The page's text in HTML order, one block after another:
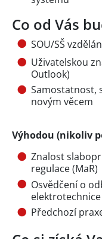
Co od Vás
SOU/SŠ
Uživatelskou
Outlook)
Samostatnost,
novým věcem
Výhodou (nikoliv
Znalost
regulace (MaR)
Osvědčení o
elektrotechnice
Předchozí